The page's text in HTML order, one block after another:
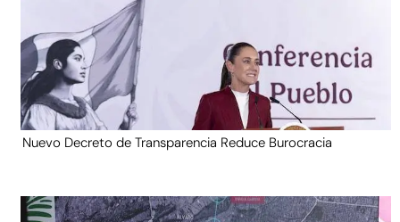
Nuevo Decreto de Transparencia Reduce Burocracia